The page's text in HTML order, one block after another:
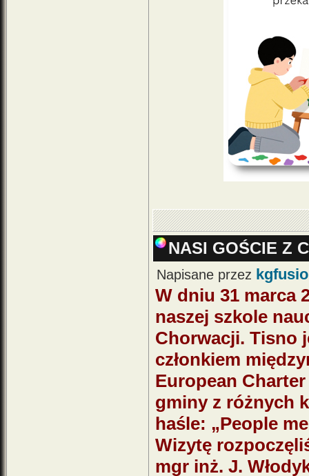
NASI GOŚCIE Z
Napisane przez
W dniu 31 marca
naszej szkole
Chorwacji. Tisno
członkiem
European
gminy z różnych
haśle: „People
Wizytę
mgr inż. J.